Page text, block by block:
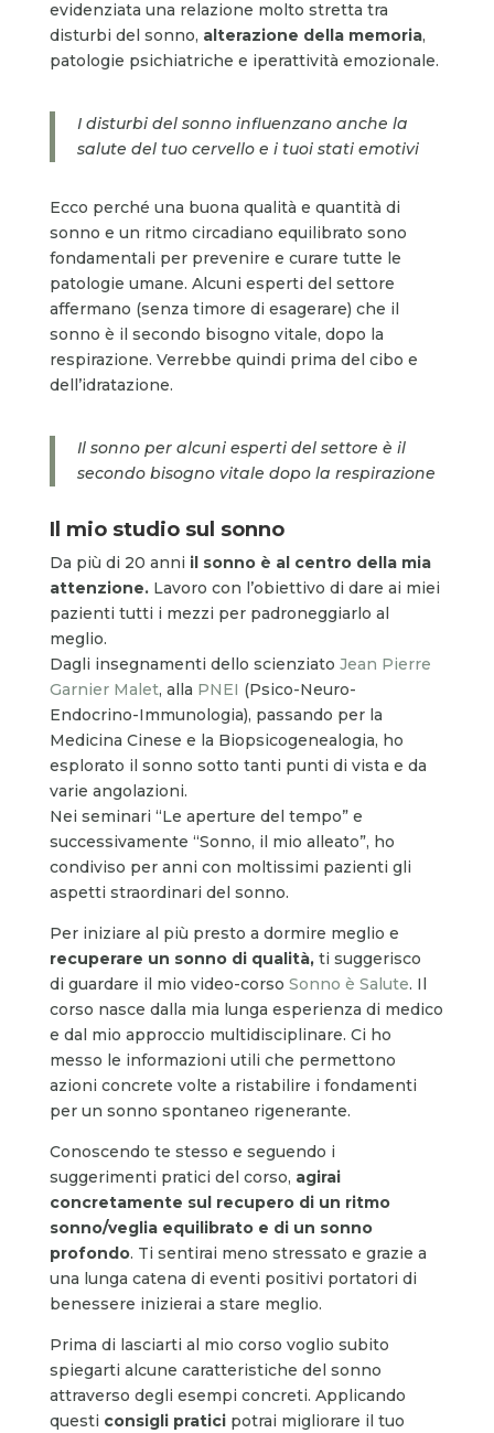
evidenziata una relazione molto stretta tra
disturbi del sonno, alterazione della memoria,
patologie psichiatriche e iperattività emozionale.
I disturbi del sonno influenzano anche la
salute del tuo cervello e i tuoi stati emotivi
Ecco perché una buona qualità e quantità di
sonno e un ritmo circadiano equilibrato sono
fondamentali per prevenire e curare tutte le
patologie umane. Alcuni esperti del settore
affermano (senza timore di esagerare) che il
sonno è il secondo bisogno vitale, dopo la
respirazione. Verrebbe quindi prima del cibo e
dell’idratazione.
Il sonno per alcuni esperti del settore è il
secondo bisogno vitale dopo la respirazione
Il mio studio sul sonno
Da più di 20 anni il sonno è al centro della mia
attenzione. Lavoro con l’obiettivo di dare ai miei
pazienti tutti i mezzi per padroneggiarlo al
meglio.
Dagli insegnamenti dello scienziato Jean Pierre
Garnier Malet, alla PNEI (Psico-Neuro-
Endocrino-Immunologia), passando per la
Medicina Cinese e la Biopsicogenealogia, ho
esplorato il sonno sotto tanti punti di vista e da
varie angolazioni.
Nei seminari “Le aperture del tempo” e
successivamente “Sonno, il mio alleato”, ho
condiviso per anni con moltissimi pazienti gli
aspetti straordinari del sonno.
Per iniziare al più presto a dormire meglio e
recuperare un sonno di qualità,ti suggerisco
di guardare il mio video-corso Sonno è Salute. Il
corso nasce dalla mia lunga esperienza di medico
e dal mio approccio multidisciplinare. Ci ho
messo le informazioni utili che permettono
azioni concrete volte a ristabilire i fondamenti
per un sonno spontaneo rigenerante.
Conoscendo te stesso e seguendo i
suggerimenti pratici del corso, agirai
concretamente sul recupero di un ritmo
sonno/veglia equilibrato e di un sonno
profondo. Ti sentirai meno stressato e grazie a
una lunga catena di eventi positivi portatori di
benessere inizierai a stare meglio.
Prima di lasciarti al mio corso voglio subito
spiegarti alcune caratteristiche del sonno
attraverso degli esempi concreti. Applicando
questi consigli praticipotrai migliorare il tuo